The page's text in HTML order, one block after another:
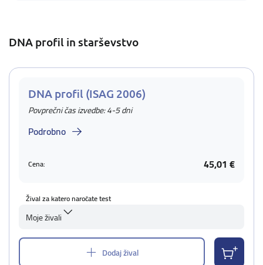
DNA profil in starševstvo
DNA profil (ISAG 2006)
Povprečni čas izvedbe: 4-5 dni
Podrobno
Cena: 45,01 €
Žival za katero naročate test
Moje živali
Dodaj žival